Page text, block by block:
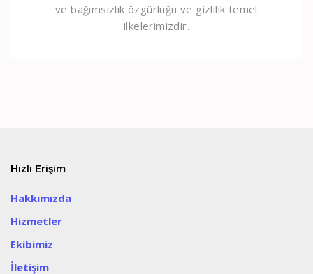
ve bağımsızlık özgürlüğü ve gizlilik temel
ilkelerimizdir.
Hızlı Erişim
Hakkımızda
Hizmetler
Ekibimiz
İletişim